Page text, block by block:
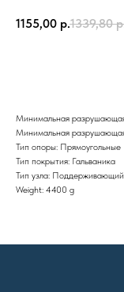
1155,00 р.1339,80
Минимальная
Минимальная разрушающая
Тип опоры: Прямоугольные
Тип покрытия: Гальваника
Тип узла: Поддерживающий
Weight: 4400 g